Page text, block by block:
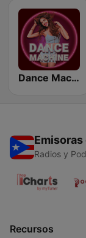
Dance Machine
Radios y
Recursos